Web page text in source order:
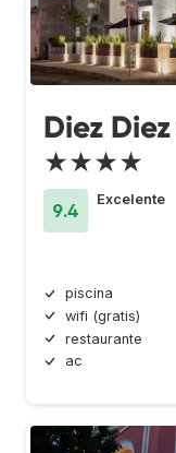
Diez
★★★★
9.4
Excelente
piscina
wifi (gratis)
restaurante
ac